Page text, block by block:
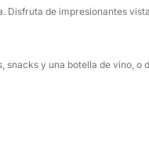
Disfruta de impresionantes
y una botella de vino, o